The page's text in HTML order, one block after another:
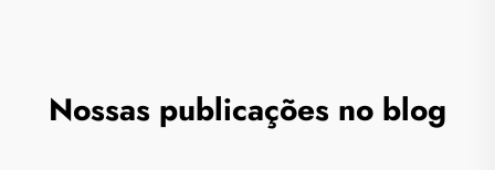
Nossas publicações no blog